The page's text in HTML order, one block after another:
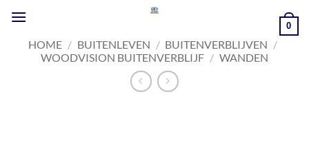
naar
inhoud
0
HOME / BUITENLEVEN / BUITENVERBLIJVEN /
WOODVISION BUITENVERBLIJF / WANDEN